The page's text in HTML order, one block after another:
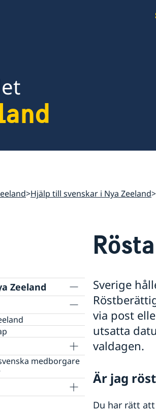
Hjälp till svenskar i Nya Zeeland
Zeeland
medborgare
Sverige
via post
utsatta
valdagen.
Är jag
Du har rätt